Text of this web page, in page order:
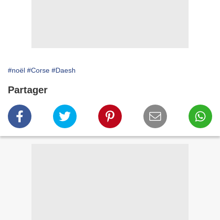
#noël #Corse #Daesh
Partager